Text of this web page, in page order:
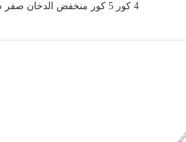
4 كور 5 كور منخفض الدخان صفر سلك هالوجين ، كابلات دخان منخفض للحريق